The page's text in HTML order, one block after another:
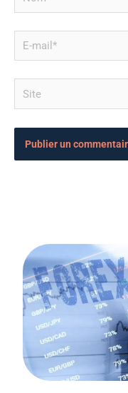
mail*
Site